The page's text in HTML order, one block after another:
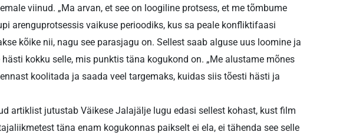
viinud. „Ma arvan, et see on loogiline protsess, et me tõmbume
arenguprotsessis vaikuse perioodiks, kus sa peale konfliktifaasi
kõike nii, nagu see parasjagu on. Sellest saab alguse uus loomine ja
kokku selle, mis punktis täna kogukond on. „Me alustame mõnes
koolitada ja saada veel targemaks, kuidas siis tõesti hästi ja
artiklist jutustab Väikese Jalajälje lugu edasi sellest kohast, kust film
täna enam kogukonnas paikselt ei ela, ei tähenda see selle